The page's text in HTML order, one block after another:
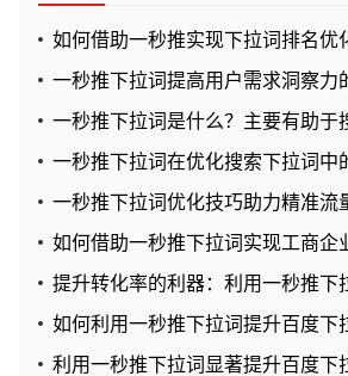
一秒推下拉词提高用户需求洞察力
一秒推下拉词优化技巧助力精准流